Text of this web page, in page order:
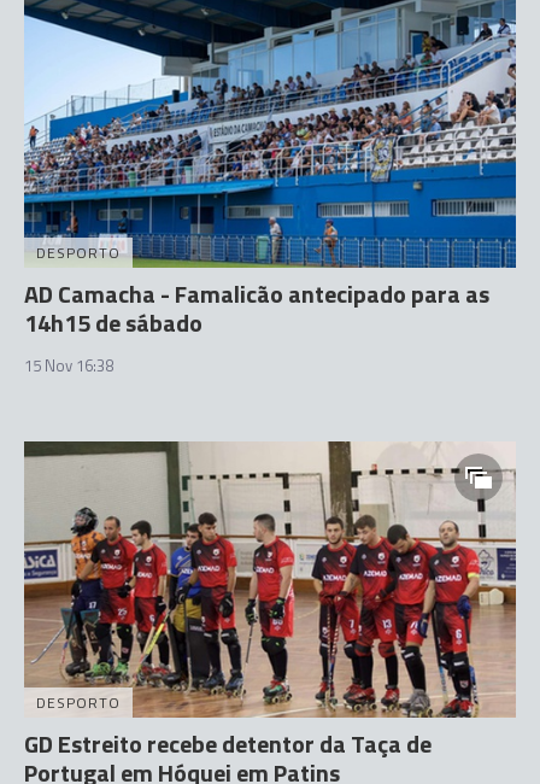
DESPORTO
AD Camacha - Famalicão antecipado para as
14h15 de sábado
15 Nov 16:38
DESPORTO
GD Estreito recebe detentor da Taça de
Portugal em Hóquei em Patins